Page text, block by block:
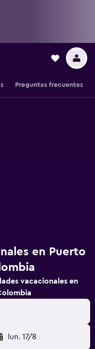
Preguntas frecuentes
en Puerto
vacacionales en
lun. 17/8